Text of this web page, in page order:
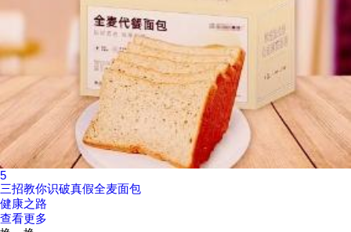
5
三招教你识破真假全麦面包
健康之路
查看更多